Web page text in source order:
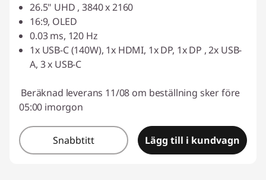
26.5" UHD , 3840 x 2160
16:9, OLED
0.03 ms, 120 Hz
1x USB-C (140W), 1x HDMI, 1x DP, 1x DP , 2x USB-
A, 3 x USB-C
Beräknad leverans 11/08 om beställning sker före
05:00 imorgon
Snabbtitt Lägg till i kundvagn